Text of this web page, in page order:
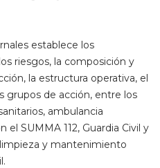
establece los
riesgos, la composición y
la estructura operativa, el
grupos de acción, entre los
ambulancia
SUMMA 112, Guardia Civil y
y mantenimiento